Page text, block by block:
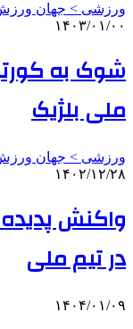
ورزشی > جهان
۱۴۰۳/۰۱/۰۰
شوک به
ملی بلژیک
ورزشی > جهان
۱۴۰۲/۱۲/۲۸
در تیم ملی
۱۴۰۴/۰۱/۰۹